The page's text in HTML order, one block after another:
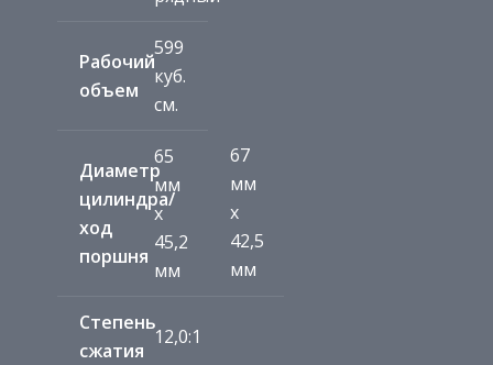
Рабочий
объем
599
куб.
см.
Диаметр
цилиндра/
ход
поршня
65
мм
х
45,2
мм
67
мм
x
42,5
мм
Степень
сжатия
12,0:1